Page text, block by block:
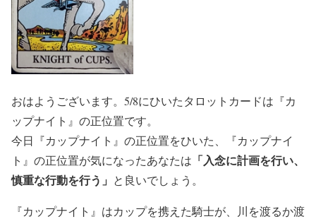
おはようございます。5/8にひいたタロットカードは『カ
ップナイト』の正位置です。
今日『カップナイト』の正位置をひいた、『カップナイ
ト』の正位置が気になったあなたは 「入念に計画を行い、
慎重な行動を行う」 と良いでしょう。
『カップナイト』はカップを携えた騎士が、川を渡るか渡